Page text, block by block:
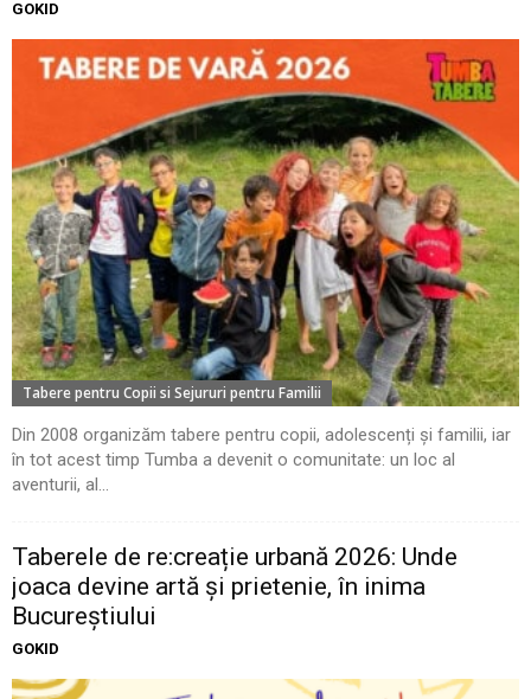
GOKID
Tabere pentru Copii si Sejururi pentru Familii
Din 2008 organizăm tabere pentru copii, adolescenți și familii, iar
în tot acest timp Tumba a devenit o comunitate: un loc al
aventurii, al...
Taberele de re:creație urbană 2026: Unde
joaca devine artă și prietenie, în inima
Bucureștiului
GOKID